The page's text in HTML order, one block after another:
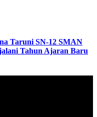
Taruni SN-12 SMAN
Tahun Ajaran Baru